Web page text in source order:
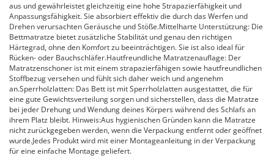
aus und gewährleistet gleichzeitig eine hohe Strapazierfähigkeit und
Anpassungsfähigkeit. Sie absorbiert effektiv die durch das Werfen und
Drehen verursachten Geräusche und Stöße.Mittelharte Unterstützung: Die
Bettmatratze bietet zusätzliche Stabilität und genau den richtigen
Härtegrad, ohne den Komfort zu beeinträchtigen. Sie ist also ideal für
Rücken- oder Bauchschläfer.Hautfreundliche Matratzenauflage: Der
Matratzenschoner ist mit einem strapazierfähigen sowie hautfreundlichen
Stoffbezug versehen und fühlt sich daher weich und angenehm
an.Sperrholzlatten: Das Bett ist mit Sperrholzlatten ausgestattet, die für
eine gute Gewichtsverteilung sorgen und sicherstellen, dass die Matratze
bei jeder Drehung und Wendung deines Körpers während des Schlafs an
ihrem Platz bleibt. Hinweis:Aus hygienischen Gründen kann die Matratze
nicht zurückgegeben werden, wenn die Verpackung entfernt oder geöffnet
wurde.Jedes Produkt wird mit einer Montageanleitung in der Verpackung
für eine einfache Montage geliefert.